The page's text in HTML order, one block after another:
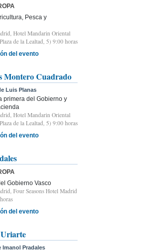
Pesca y
Hotel Mandarin Oriental
de la Lealtad, 5) 9:00 horas
del evento
Montero Cuadrado
Luis Planas
primera del Gobierno y
Hotel Mandarin Oriental
de la Lealtad, 5) 9:00 horas
del evento
Gobierno Vasco
Four Seasons Hotel Madrid
del evento
Imanol Pradales